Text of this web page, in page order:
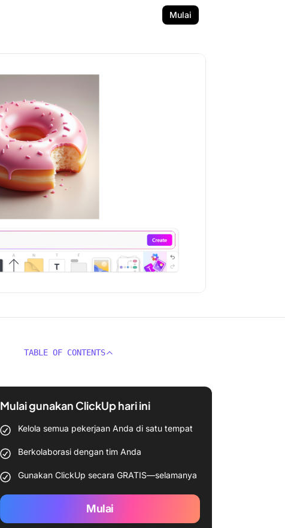
Mulai
TABLE OF CONTENTS
Mulai gunakan ClickUp hari ini
Kelola semua pekerjaan Anda di satu tempat
Berkolaborasi dengan tim Anda
Gunakan ClickUp secara GRATIS—selamanya
Mulai